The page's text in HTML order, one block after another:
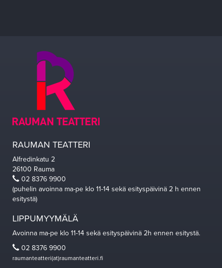
RAUMAN TEATTERI
Alfredinkatu 2
26100 Rauma
02 8376 9900
(puhelin avoinna ma-pe klo 11-14 sekä esityspäivinä 2 h ennen
esitystä)
LIPPUMYYMÄLÄ
Avoinna ma-pe klo 11-14 sekä esityspäivinä 2h ennen esitystä.
02 8376 9900
raumanteatteri(at)raumanteatteri.fi